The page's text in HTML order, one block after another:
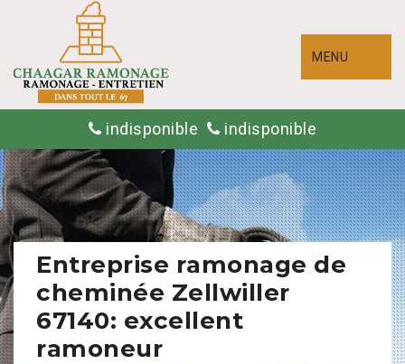
MENU
indisponible indisponible
Entreprise ramonage de
cheminée Zellwiller
67140: excellent
ramoneur